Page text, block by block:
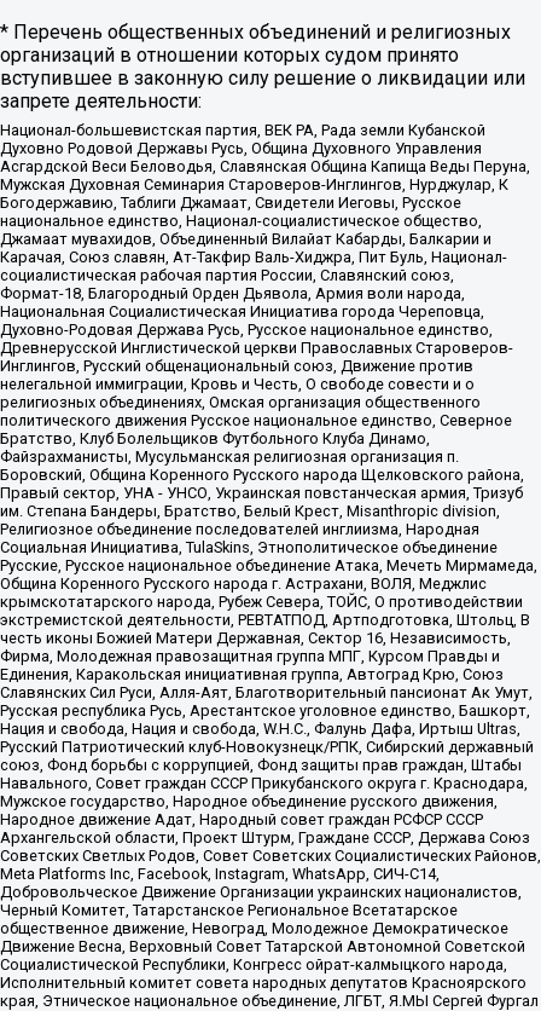
* Перечень общественных объединений и религиозных
организаций в отношении которых судом принято
вступившее в законную силу решение о ликвидации или
запрете деятельности:
Национал-большевистская партия, ВЕК РА, Рада земли Кубанской
Духовно Родовой Державы Русь, Община Духовного Управления
Асгардской Веси Беловодья, Славянская Община Капища Веды Перуна,
Мужская Духовная Семинария Староверов-Инглингов, Нурджулар, К
Богодержавию, Таблиги Джамаат, Свидетели Иеговы, Русское
национальное единство, Национал-социалистическое общество,
Джамаат мувахидов, Объединенный Вилайат Кабарды, Балкарии и
Карачая, Союз славян, Ат-Такфир Валь-Хиджра, Пит Буль, Национал-
социалистическая рабочая партия России, Славянский союз,
Формат-18, Благородный Орден Дьявола, Армия воли народа,
Национальная Социалистическая Инициатива города Череповца,
Духовно-Родовая Держава Русь, Русское национальное единство,
Древнерусской Инглистической церкви Православных Староверов-
Инглингов, Русский общенациональный союз, Движение против
нелегальной иммиграции, Кровь и Честь, О свободе совести и о
религиозных объединениях, Омская организация общественного
политического движения Русское национальное единство, Северное
Братство, Клуб Болельщиков Футбольного Клуба Динамо,
Файзрахманисты, Мусульманская религиозная организация п.
Боровский, Община Коренного Русского народа Щелковского района,
Правый сектор, УНА - УНСО, Украинская повстанческая армия, Тризуб
им. Степана Бандеры, Братство, Белый Крест, Misanthropic division,
Религиозное объединение последователей инглиизма, Народная
Социальная Инициатива, TulaSkins, Этнополитическое объединение
Русские, Русское национальное объединение Атака, Мечеть Мирмамеда,
Община Коренного Русского народа г. Астрахани, ВОЛЯ, Меджлис
крымскотатарского народа, Рубеж Севера, ТОЙС, О противодействии
экстремистской деятельности, РЕВТАТПОД, Артподготовка, Штольц, В
честь иконы Божией Матери Державная, Сектор 16, Независимость,
Фирма, Молодежная правозащитная группа МПГ, Курсом Правды и
Единения, Каракольская инициативная группа, Автоград Крю, Союз
Славянских Сил Руси, Алля-Аят, Благотворительный пансионат Ак Умут,
Русская республика Русь, Арестантское уголовное единство, Башкорт,
Нация и свобода, Нация и свобода, W.H.С., Фалунь Дафа, Иртыш Ultras,
Русский Патриотический клуб-Новокузнецк/РПК, Сибирский державный
союз, Фонд борьбы с коррупцией, Фонд защиты прав граждан, Штабы
Навального, Совет граждан СССР Прикубанского округа г. Краснодара,
Мужское государство, Народное объединение русского движения,
Народное движение Адат, Народный совет граждан РСФСР СССР
Архангельской области, Проект Штурм, Граждане СССР, Держава Союз
Советских Светлых Родов, Совет Советских Социалистических Районов,
Meta Platforms Inc, Facebook, Instagram, WhatsApp, СИЧ-С14,
Добровольческое Движение Организации украинских националистов,
Черный Комитет, Татарстанское Региональное Всетатарское
общественное движение, Невоград, Молодежное Демократическое
Движение Весна, Верховный Совет Татарской Автономной Советской
Социалистической Республики, Конгресс ойрат-калмыцкого народа,
Исполнительный комитет совета народных депутатов Красноярского
края, Этническое национальное объединение, ЛГБТ, Я.МЫ Сергей Фургал